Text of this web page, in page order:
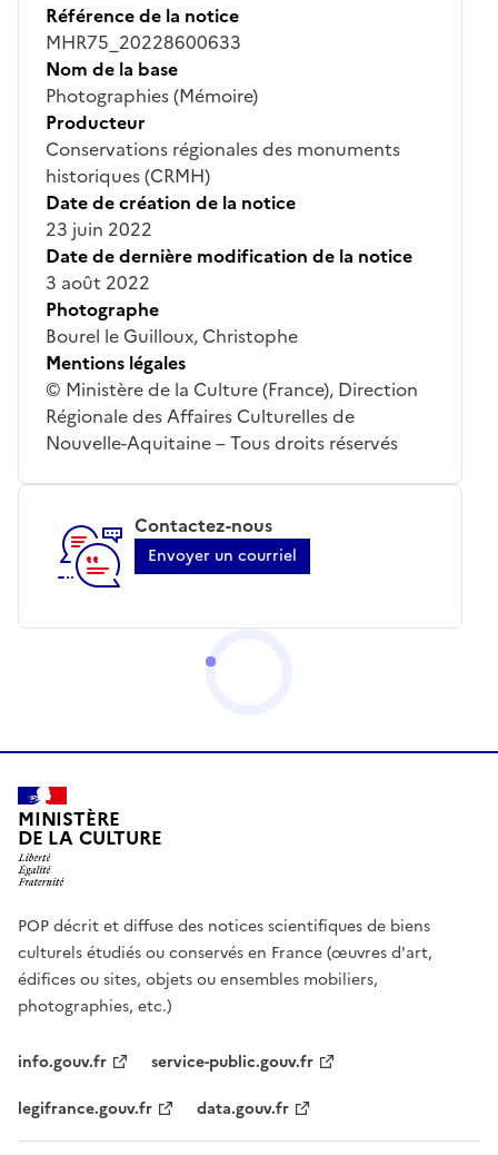
Référence de la notice
MHR75_20228600633
Nom de la base
Photographies (Mémoire)
Producteur
Conservations régionales des monuments
historiques (CRMH)
Date de création de la notice
23 juin 2022
Date de dernière modification de la notice
3 août 2022
Photographe
Bourel le Guilloux, Christophe
Mentions légales
© Ministère de la Culture (France), Direction
Régionale des Affaires Culturelles de
Nouvelle-Aquitaine – Tous droits réservés
Contactez-nous
Envoyer un courriel
MINISTÈRE
DE LA CULTURE
POP décrit et diffuse des notices scientifiques de biens
culturels étudiés ou conservés en France (œuvres d'art,
édifices ou sites, objets ou ensembles mobiliers,
photographies, etc.)
info.gouv.fr
service-public.gouv.fr
legifrance.gouv.fr
data.gouv.fr